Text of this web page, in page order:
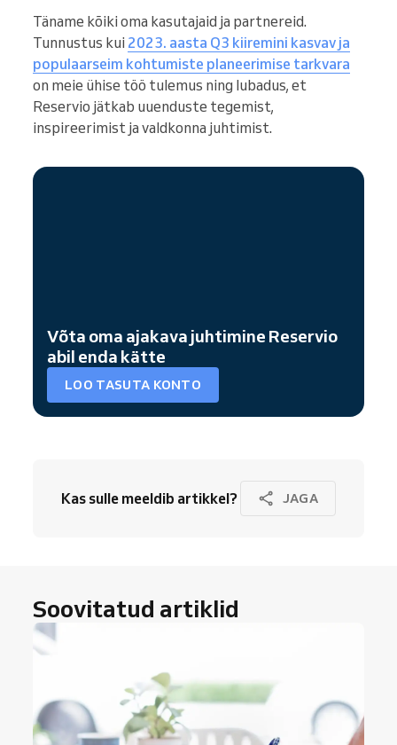
Täname kõiki oma kasutajaid ja partnereid.
Tunnustus kui 2023. aasta Q3 kiiremini kasvav ja
populaarseim kohtumiste planeerimise tarkvara
on meie ühise töö tulemus ning lubadus, et
Reservio jätkab uuenduste tegemist,
inspireerimist ja valdkonna juhtimist.
Võta oma ajakava juhtimine Reservio
abil enda kätte
LOO TASUTA KONTO
Kas sulle meeldib artikkel? JAGA
Soovitatud artiklid